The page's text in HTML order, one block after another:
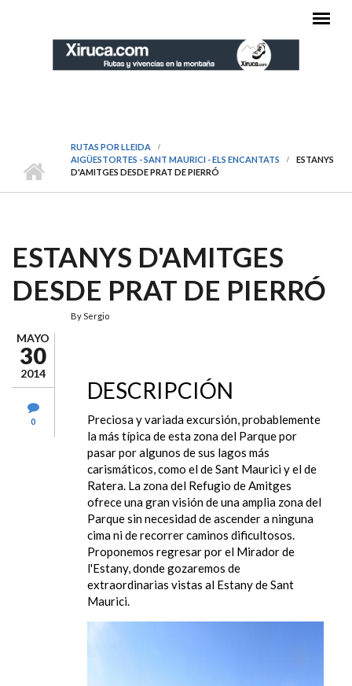
RUTAS POR LLEIDA
AIGÜESTORTES - SANT MAURICI - ELS ENCANTATS
ESTANYS
D'AMITGES DESDE PRAT DE PIERRÓ
ESTANYS D'AMITGES
DESDE PRAT DE PIERRÓ
MAYO
30
2014
0
BySergio
DESCRIPCIÓN
Preciosa y variada excursión, probablemente
la más típica de esta zona del Parque por
pasar por algunos de sus lagos más
carismáticos, como el de Sant Maurici y el de
Ratera. La zona del Refugio de Amitges
ofrece una gran visión de una amplia zona del
Parque sin necesidad de ascender a ninguna
cima ni de recorrer caminos dificultosos.
Proponemos regresar por el Mirador de
l'Estany, donde gozaremos de
extraordinarias vistas al Estany de Sant
Maurici.